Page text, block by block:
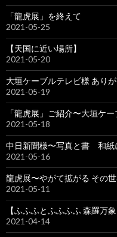
「龍虎展」を終えて
2021-05-25
【天国に近い場所】
2021-05-20
大垣ケーブルテレビ様 あり
2021-05-19
「龍虎展」ご紹介〜大垣ケ
2021-05-18
中日新聞様〜写真と書 和紙
2021-05-16
龍虎展〜やがて拡がる その
2021-05-11
【ふふふとふふふふ 森羅万
2021-04-14